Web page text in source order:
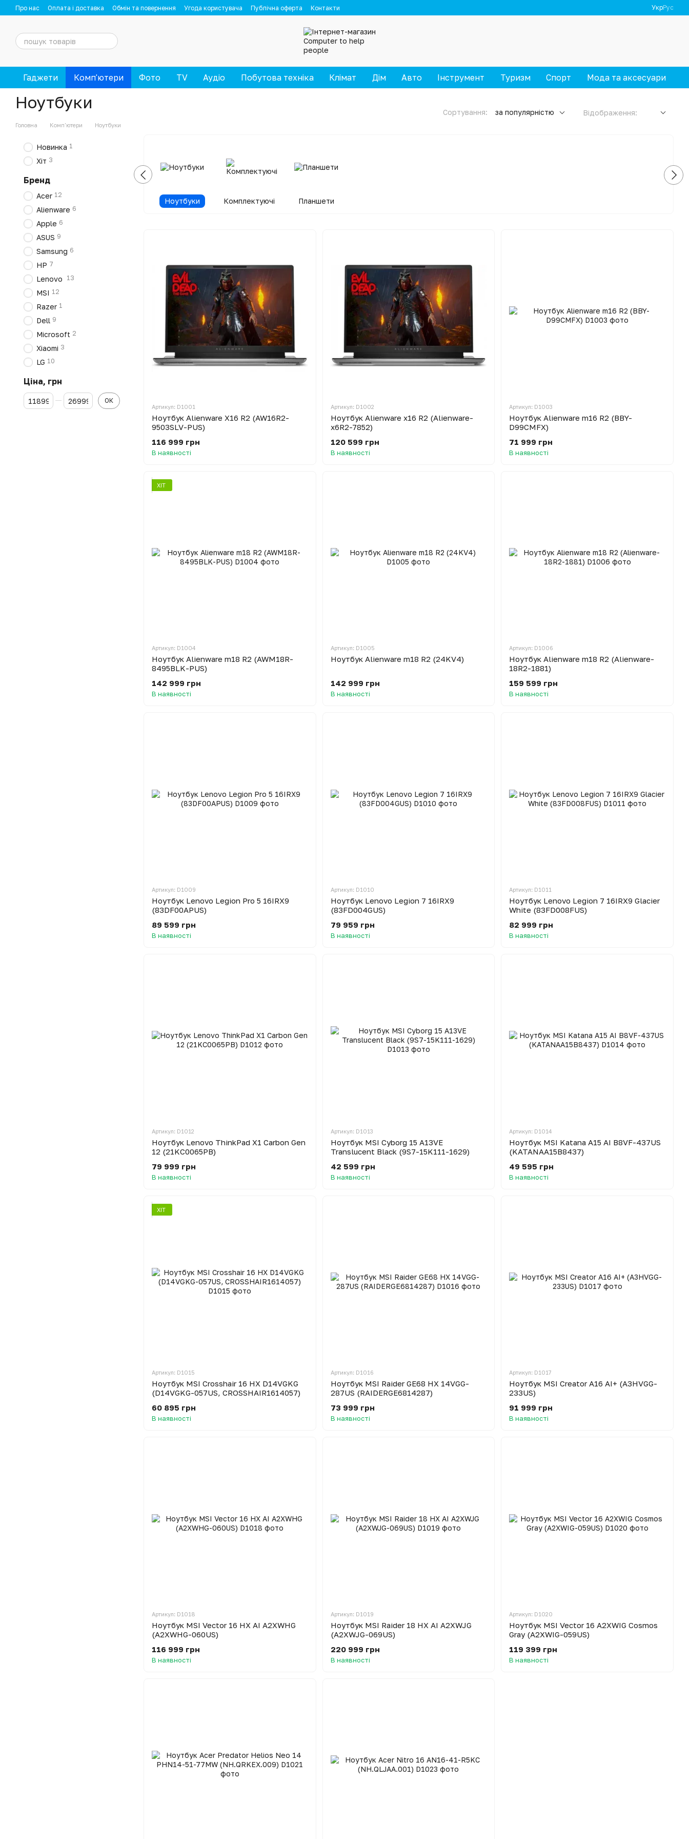
Перейти до основного контенту
Про нас Оплата і доставка Обмін та повернення Угода користувача Публічна оферта Контакти УкрРус
Гаджети Комп'ютери Фото TV Аудіо Побутова техніка Клімат Дім Авто Інструмент Туризм Спорт Мода та аксесуари
Ноутбуки
Головна Комп'ютери Ноутбуки
Сортування: за популярністю Відображення:
Ноутбуки Комплектуючі Планшети
Артикул: D1001
Ноутбук Alienware X16 R2 (AW16R2-
9503SLV-PUS)
116 999 грн
В наявності
Артикул: D1002
Ноутбук Alienware x16 R2 (Alienware-
x6R2-7852)
120 599 грн
В наявності
Артикул: D1003
Ноутбук Alienware m16 R2 (BBY-
D99CMFX)
71 999 грн
В наявності
ХІТ
Артикул: D1004
Ноутбук Alienware m18 R2 (AWM18R-
8495BLK-PUS)
142 999 грн
В наявності
Артикул: D1005
Ноутбук Alienware m18 R2 (24KV4)
142 999 грн
В наявності
Артикул: D1006
Ноутбук Alienware m18 R2 (Alienware-
18R2-1881)
159 599 грн
В наявності
Артикул: D1009
Ноутбук Lenovo Legion Pro 5 16IRX9
(83DF00APUS)
89 599 грн
В наявності
Артикул: D1010
Ноутбук Lenovo Legion 7 16IRX9
(83FD004GUS)
79 959 грн
В наявності
Артикул: D1011
Ноутбук Lenovo Legion 7 16IRX9 Glacier
White (83FD008FUS)
82 999 грн
В наявності
Артикул: D1012
Ноутбук Lenovo ThinkPad X1 Carbon Gen
12 (21KC0065PB)
79 999 грн
В наявності
Артикул: D1013
Ноутбук MSI Cyborg 15 A13VE
Translucent Black (9S7-15K111-1629)
42 599 грн
В наявності
Артикул: D1014
Ноутбук MSI Katana A15 AI B8VF-437US
(KATANAA15B8437)
49 595 грн
В наявності
ХІТ
Артикул: D1015
Ноутбук MSI Crosshair 16 HX D14VGKG
(D14VGKG-057US, CROSSHAIR1614057)
60 895 грн
В наявності
Артикул: D1016
Ноутбук MSI Raider GE68 HX 14VGG-
287US (RAIDERGE6814287)
73 999 грн
В наявності
Артикул: D1017
Ноутбук MSI Creator A16 AI+ (A3HVGG-
233US)
91 999 грн
В наявності
Артикул: D1018
Ноутбук MSI Vector 16 HX AI A2XWHG
(A2XWHG-060US)
116 999 грн
В наявності
Артикул: D1019
Ноутбук MSI Raider 18 HX AI A2XWJG
(A2XWJG-069US)
220 999 грн
В наявності
Артикул: D1020
Ноутбук MSI Vector 16 A2XWIG Cosmos
Gray (A2XWIG-059US)
119 399 грн
В наявності
Новинка 1
Хіт 3
Бренд
Acer 12
Alienware 6
Apple 6
ASUS 9
Samsung 6
HP 7
Lenovo 13
MSI 12
Razer 1
Dell 9
Microsoft 2
Xiaomi 3
LG 10
Ціна, грн
Від Ціна, грн
До Ціна, грн ОК